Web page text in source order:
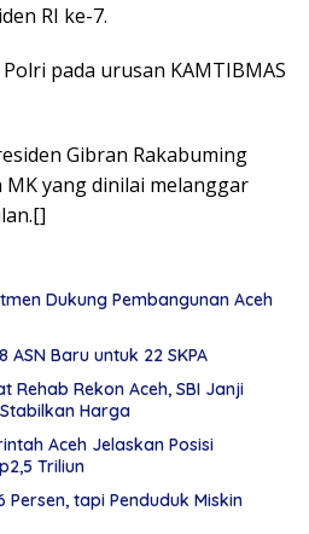
RI ke-7.
pada urusan KAMTIBMAS
Gibran Rakabuming
yang dinilai melanggar
Dukung Pembangunan Aceh
ASN Baru untuk 22 SKPA
Rehab Rekon Aceh, SBI Janji
Harga
Aceh Jelaskan Posisi
Triliun
Persen, tapi Penduduk Miskin